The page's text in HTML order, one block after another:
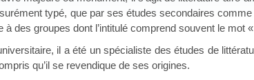
typé, que par ses études secondaires
des groupes dont l’intitulé comprend souvent le mot
il a été un spécialiste des études de
qu’il se revendique de ses origines.